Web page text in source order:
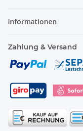
Informationen
Zahlung & Versand